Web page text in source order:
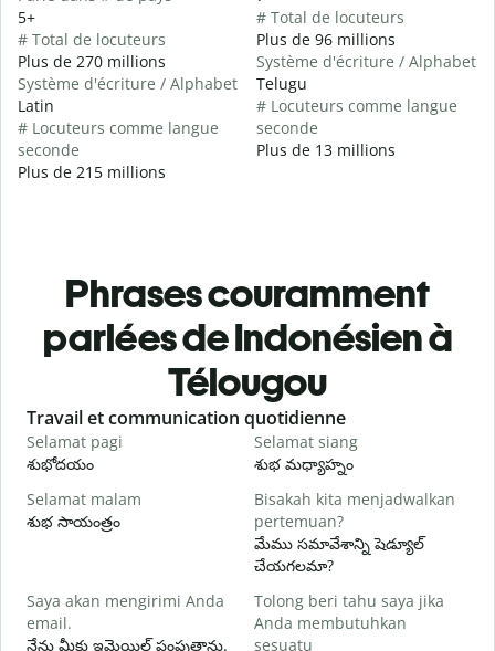
5+
# Total de locuteurs
Plus de 270 millions
Système d'écriture / Alphabet
Latin
# Locuteurs comme langue
seconde
Plus de 215 millions
# Total de locuteurs
Plus de 96 millions
Système d'écriture / Alphabet
Telugu
# Locuteurs comme langue
seconde
Plus de 13 millions
Phrases couramment
parlées de Indonésien à
Télougou
Slide 1 of 6
Travail et communication quotidienne
Selamat pagi
శుభోదయం
Selamat siang
శుభ మధ్యాహ్నం
Selamat malam
శుభ సాయంత్రం
Bisakah kita menjadwalkan
pertemuan?
మేము సమావేశాన్ని షెడ్యూల్
చేయగలమా?
Saya akan mengirimi Anda
email.
నేను మీకు ఇమెయిల్ పంపుతాను.
Tolong beri tahu saya jika
Anda membutuhkan
sesuatu